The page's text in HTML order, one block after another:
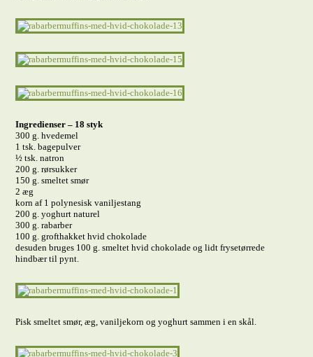
Ingredienser – 18 styk
300 g. hvedemel
1 tsk. bagepulver
½ tsk. natron
200 g. rørsukker
150 g. smeltet smør
2 æg
korn af 1 polynesisk vaniljestang
200 g. yoghurt naturel
300 g. rabarber
100 g. grofthakket hvid chokolade
desuden bruges 100 g. smeltet hvid chokolade og lidt frysetørrede
hindbær til pynt.
Pisk smeltet smør, æg, vaniljekorn og yoghurt sammen i en skål.